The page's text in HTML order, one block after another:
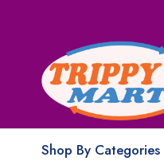
Shop By Categories